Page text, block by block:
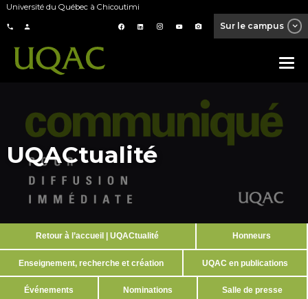
Université du Québec à Chicoutimi
Sur le campus
UQACtualité
Retour à l’accueil | UQACtualité Honneurs
Enseignement, recherche et création UQAC en publications
Événements Nominations Salle de presse